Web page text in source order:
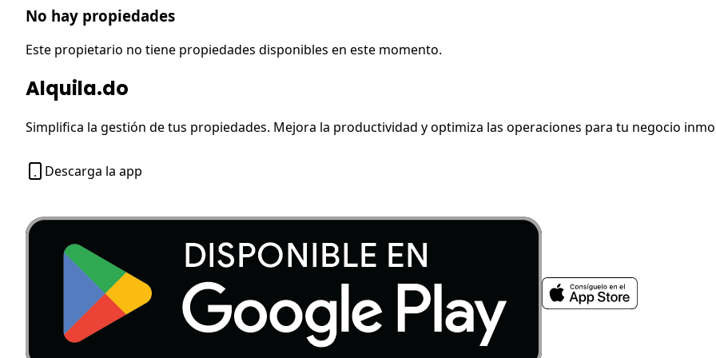
No hay propiedades
Este propietario no tiene propiedades disponibles en este momento.
Alquila.do
Simplifica la gestión de tus propiedades. Mejora la productividad y optimiza las operaciones para tu negocio
Descarga la app